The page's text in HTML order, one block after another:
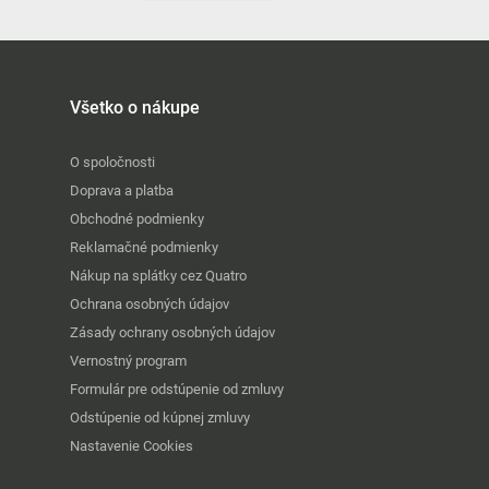
Všetko o nákupe
O spoločnosti
Doprava a platba
Obchodné podmienky
Reklamačné podmienky
Nákup na splátky cez Quatro
Ochrana osobných údajov
Zásady ochrany osobných údajov
Vernostný program
Formulár pre odstúpenie od zmluvy
Odstúpenie od kúpnej zmluvy
Nastavenie Cookies